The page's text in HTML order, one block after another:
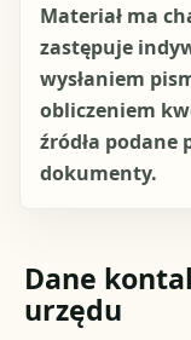
Materiał ma
zastępuje
wysłaniem
obliczeniem
źródła podane
dokumenty.
Dane
urzędu